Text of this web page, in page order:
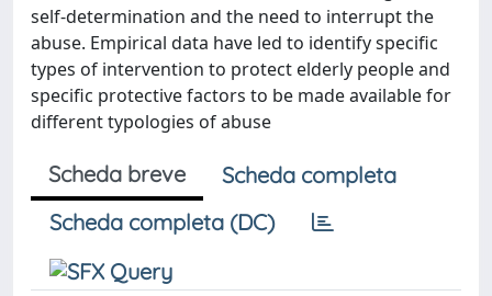
self-determination and the need to interrupt the
abuse. Empirical data have led to identify specific
types of intervention to protect elderly people and
specific protective factors to be made available for
different typologies of abuse
Scheda breve
Scheda completa
Scheda completa (DC)